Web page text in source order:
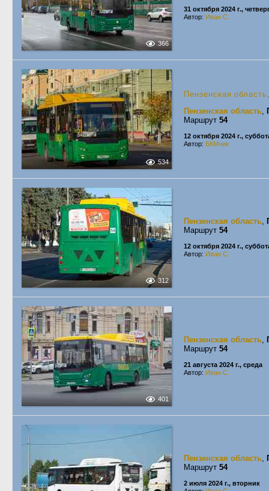
366
31 октября 2024 г.,
Автор: Иван С.
534
Пензенская область
Пензенская область,
Маршрут 54
12 октября 2024 г.,
Автор: БКМчик
312
Пензенская область,
Маршрут 54
12 октября 2024 г.,
Автор: Иван С.
401
Пензенская область,
Маршрут 54
21 августа 2024 г., среда
Автор: Иван С.
Пензенская область,
Маршрут 54
2 июля 2024 г., вторник